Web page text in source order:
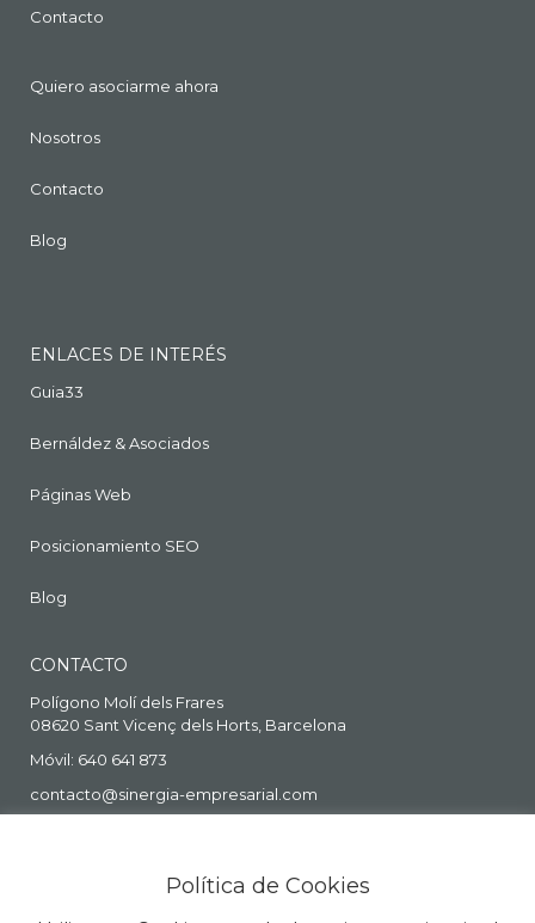
Contacto
Quiero asociarme ahora
Nosotros
Contacto
Blog
ENLACES DE INTERÉS
Guia33
Bernáldez & Asociados
Páginas Web
Posicionamiento SEO
Blog
CONTACTO
Polígono Molí dels Frares
08620 Sant Vicenç dels Horts, Barcelona
Móvil: 640 641 873
contacto@sinergia-empresarial.com
Política de Cookies